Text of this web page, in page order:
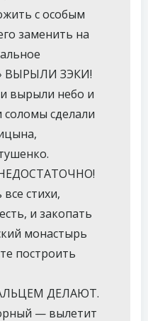
с особым
заменить на
ВЫРЫЛИ ЗЭКИ!
вырыли небо и
сделали
стихи,
и закопать
монастырь
построить
ДЕЛАЮТ.
— вылетит